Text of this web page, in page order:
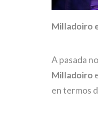
Milladoiro
A pasada
Milladoiro
en termos